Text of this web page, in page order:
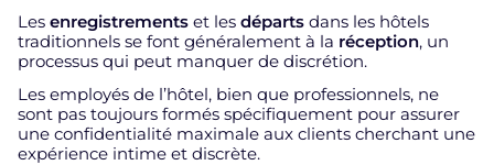
Les enregistrements et les départs dans les hôtels
traditionnels se font généralement à la réception, un
processus qui peut manquer de discrétion.
Les employés de l’hôtel, bien que professionnels, ne
sont pas toujours formés spécifiquement pour assurer
une confidentialité maximale aux clients cherchant une
expérience intime et discrète.